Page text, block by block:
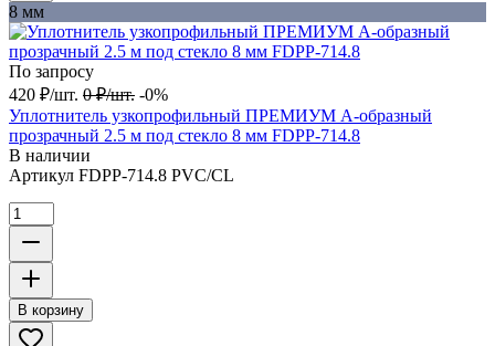
8 мм
По запросу
420 ₽/шт. 0 ₽/шт. -0%
Уплотнитель узкопрофильный ПРЕМИУМ А-образный
прозрачный 2.5 м под стекло 8 мм FDPP-714.8
В наличии
Артикул FDPP-714.8 PVC/CL
В корзину